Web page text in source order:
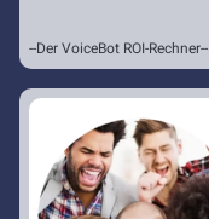
--Der VoiceBot ROI-Rechner--